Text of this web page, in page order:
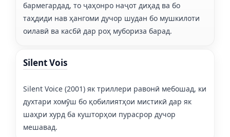
бармегардад, то ҷаҳонро наҷот диҳад ва бо
таҳдиди нав ҳангоми дучор шудан бо мушкилоти
оилавӣ ва касбӣ дар роҳ мубориза барад.
Silent Vois
Silent Voice (2001) як триллери равонӣ мебошад, ки
духтари хомӯш бо қобилиятҳои мистикӣ дар як
шаҳри хурд ба кушторҳои пурасрор дучор
мешавад.